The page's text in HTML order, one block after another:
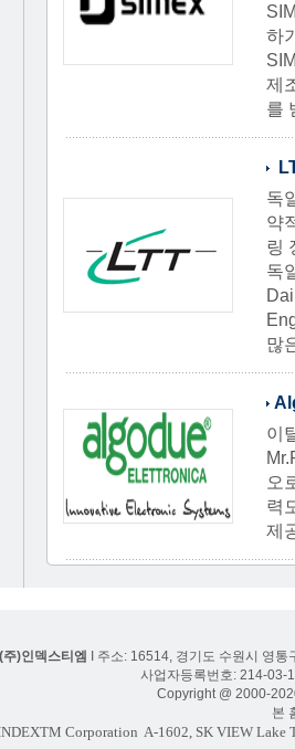
하
제
를
독
약
링
독
많
이
오
력
제
(주)인덱스티엠
I 주소: 16514, 경기도 수원시 영
사업자등록번호: 214-
Copyright @ 2000-
본 홈
Corporation A-1602, SK VIEW Lake